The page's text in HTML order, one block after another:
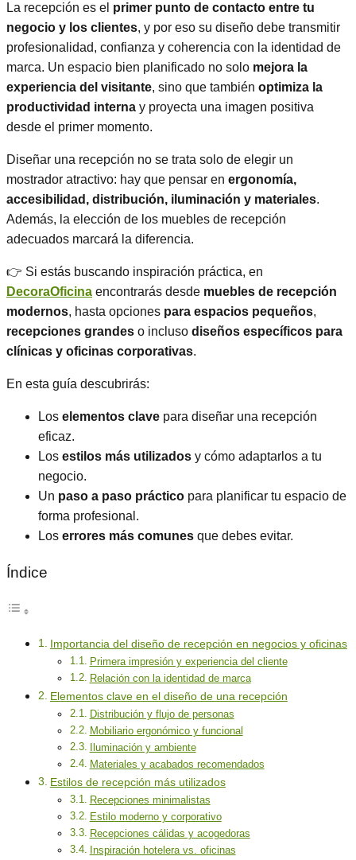
La recepción es el primer punto de contacto entre tu
negocio y los clientes, y por eso su diseño debe transmitir
profesionalidad, confianza y coherencia con la identidad de
marca. Un espacio bien planificado no solo mejora la
experiencia del visitante, sino que también optimiza la
productividad interna y proyecta una imagen positiva
desde el primer momento.
Diseñar una recepción no se trata solo de elegir un
mostrador atractivo: hay que pensar en ergonomía,
accesibilidad, distribución, iluminación y materiales.
Además, la elección de los muebles de recepción
adecuados marcará la diferencia.
👉 Si estás buscando inspiración práctica, en
DecoraOficina encontrarás desde muebles de recepción
modernos, hasta opciones para espacios pequeños,
recepciones grandes o incluso diseños específicos para
clínicas y oficinas corporativas.
En esta guía descubrirás:
Los elementos clave para diseñar una recepción
eficaz.
Los estilos más utilizados y cómo adaptarlos a tu
negocio.
Un paso a paso práctico para planificar tu espacio de
forma profesional.
Los errores más comunes que debes evitar.
Índice
Importancia del diseño de recepción en negocios y oficinas
Primera impresión y experiencia del cliente
Relación con la identidad de marca
Elementos clave en el diseño de una recepción
Distribución y flujo de personas
Mobiliario ergonómico y funcional
Iluminación y ambiente
Materiales y acabados recomendados
Estilos de recepción más utilizados
Recepciones minimalistas
Estilo moderno y corporativo
Recepciones cálidas y acogedoras
Inspiración hotelera vs. oficinas